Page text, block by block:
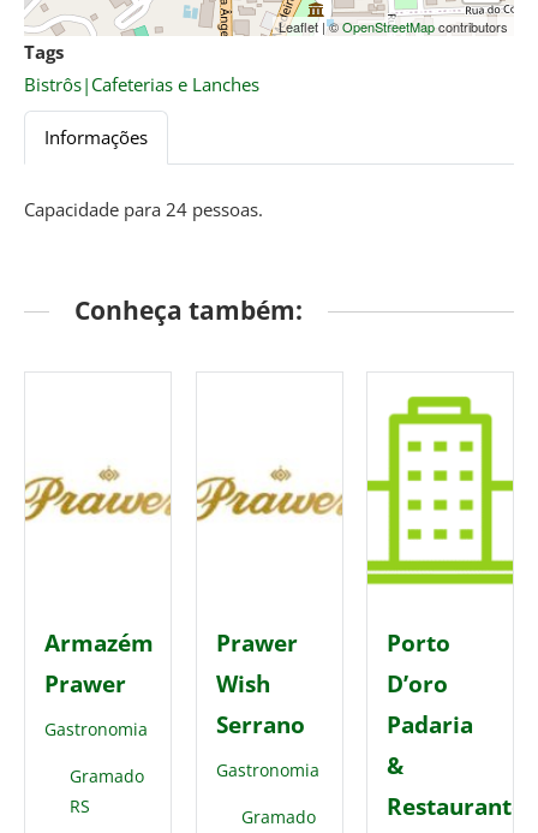
Leaflet |©OpenStreetMapcontributors
Tags
Bistrôs|Cafeterias e Lanches
Informações
Capacidade para 24 pessoas.
Conheça também:
Armazém
Prawer
Gastronomia
Gramado
RS
Prawer
Wish
Serrano
Gastronomia
Gramado
Porto
D’oro
Padaria
&
Restaurante